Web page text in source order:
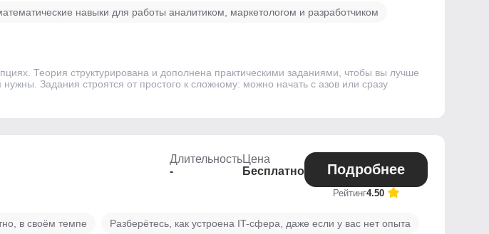
навыки для работы аналитиком, маркетологом и разработчиком
Теория структурирована и дополнена практическими заданиями, чтобы вы лучше
Задания строятся от простого к сложному: можно начать с азов или сразу
Длительность
-
Цена
Бесплатно
Подробнее
Рейтинг4.50
в своём темпе Разберётесь, как устроена IT-сфера, даже если у вас нет опыта